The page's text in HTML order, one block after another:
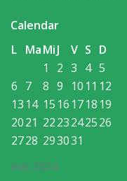
Consiliului
Dispoziții
Proiecte
de
Calendar
mai 2024
L MaMiJ V S D
1
2 3 4 5
6 7 8 9 10 11 12
13 14 15 16 1718 19
2021 2223242526
2728 293031